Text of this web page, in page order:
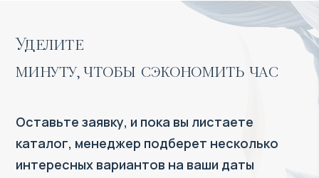
Уделите
минуту, чтобы сэкономить час
Оставьте заявку, и пока вы листаете
каталог, менеджер подберет несколько
интересных вариантов на ваши даты